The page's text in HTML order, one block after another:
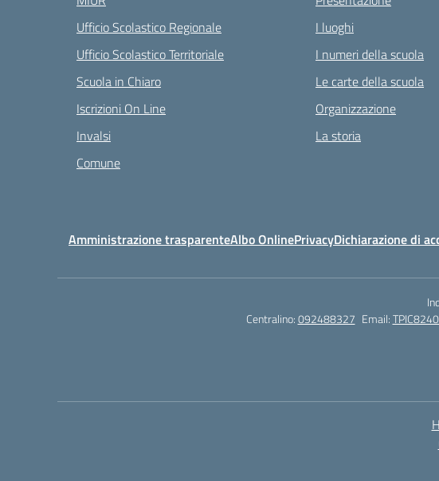
Ufficio Scolastico Regionale
Ufficio Scolastico Territoriale
Scuola in Chiaro
Iscrizioni On Line
Invalsi
Comune
I luoghi
I numeri della scuola
Le carte della scuola
Organizzazione
La storia
Amministrazione trasparenteAlbo OnlinePrivacyDichiarazione di
Centralino:092488327 Email: